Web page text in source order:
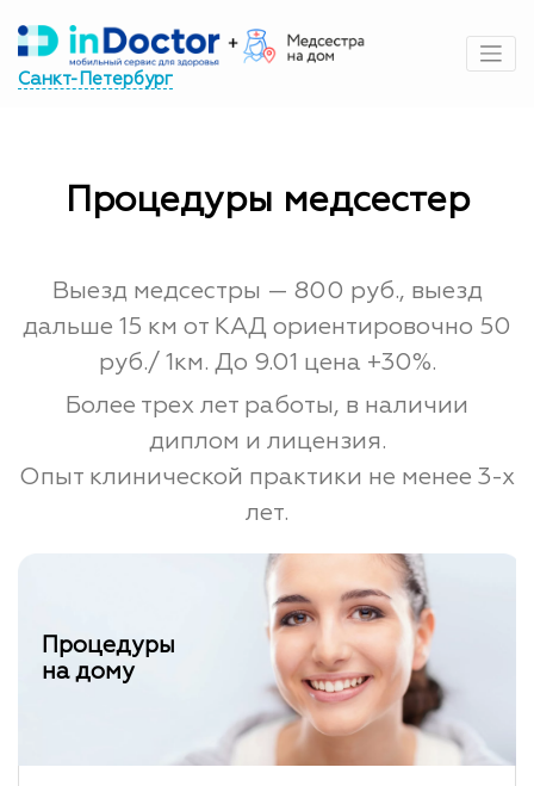
содержимому
Санкт-Петербург
Процедуры медсестер
Выезд медсестры — 800 руб., выезд
дальше 15 км от КАД ориентировочно 50
руб./ 1км. До 9.01 цена +30%.
Более трех лет работы, в наличии
диплом и лицензия.
Опыт клинической практики не менее 3-х
лет.
Процедуры
на дому